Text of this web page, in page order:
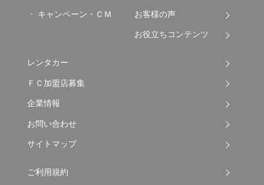
キャンペーン・ＣＭ お客様の声
お役立ちコンテンツ
レンタカー
ＦＣ加盟店募集
企業情報
お問い合わせ
サイトマップ
ご利用規約